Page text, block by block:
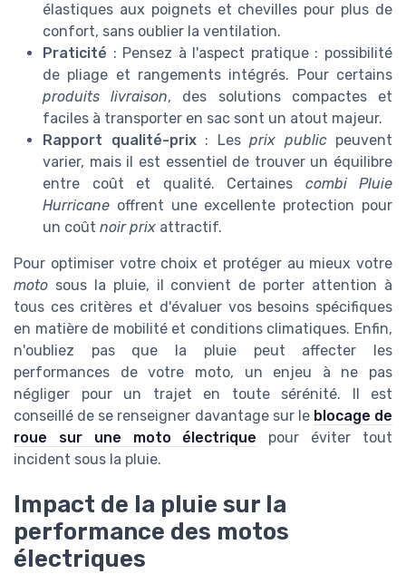
élastiques aux poignets et chevilles pour plus de
confort, sans oublier la ventilation.
Praticité : Pensez à l'aspect pratique : possibilité
de pliage et rangements intégrés. Pour certains
produits livraison, des solutions compactes et
faciles à transporter en sac sont un atout majeur.
Rapport qualité-prix: Les prix publicpeuvent
varier, mais il est essentiel de trouver un équilibre
entre coût et qualité. Certaines combi Pluie
Hurricane offrent une excellente protection pour
un coût noir prix attractif.
Pour optimiser votre choix et protéger au mieux votre
moto sous la pluie, il convient de porter attention à
tous ces critères et d'évaluer vos besoins spécifiques
en matière de mobilité et conditions climatiques. Enfin,
n'oubliez pas que la pluie peut affecter les
performances de votre moto, un enjeu à ne pas
négliger pour un trajet en toute sérénité. Il est
conseillé de se renseigner davantage sur le blocage de
roue sur une moto électrique pour éviter tout
incident sous la pluie.
Impact de la pluie sur la
performance des motos
électriques